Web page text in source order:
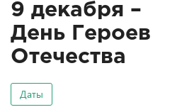
9 декабря –
День Героев
Отечества
Даты